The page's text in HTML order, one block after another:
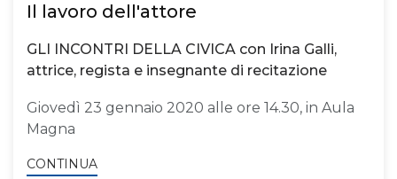
Il lavoro dell'attore
GLI INCONTRI DELLA CIVICA con Irina Galli,
attrice, regista e insegnante di recitazione
Giovedì 23 gennaio 2020 alle ore 14.30, in Aula
Magna
CONTINUA